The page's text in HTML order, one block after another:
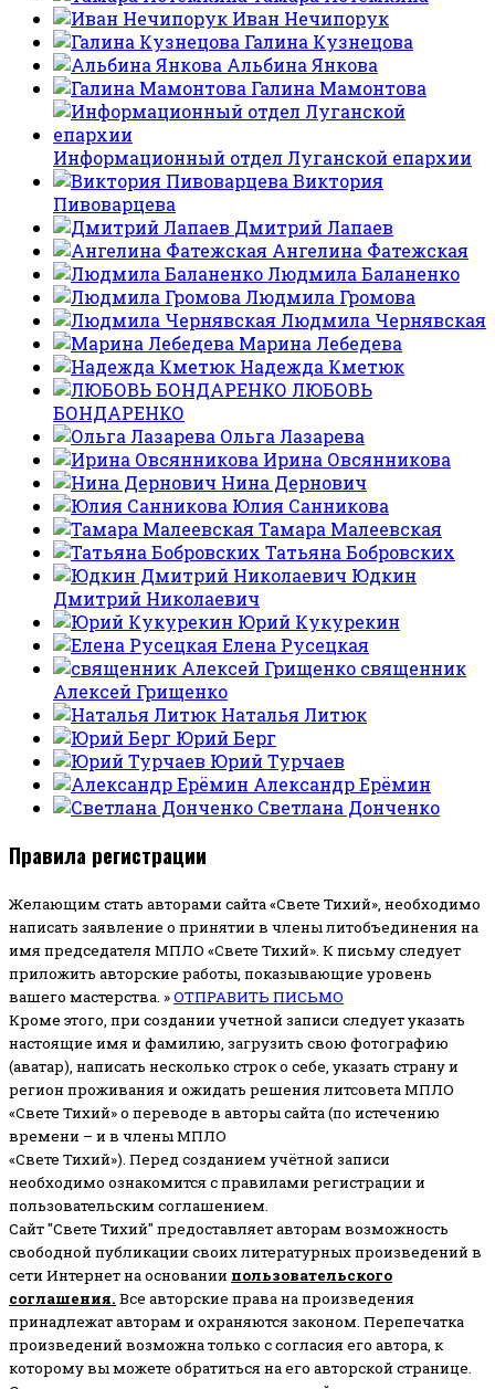
Иван Нечипорук
Галина Кузнецова
Альбина Янкова
Галина Мамонтова
Информационный отдел Луганской епархии
Виктория
Пивоварцева
Дмитрий Лапаев
Ангелина Фатежская
Людмила Баланенко
Людмила Громова
Людмила Чернявская
Марина Лебедева
Надежда Кметюк
ЛЮБОВЬ
БОНДАРЕНКО
Ольга Лазарева
Ирина Овсянникова
Нина Дернович
Юлия Санникова
Тамара Малеевская
Татьяна Бобровских
Юдкин
Дмитрий Николаевич
Юрий Кукурекин
Елена Русецкая
священник
Алексей Грищенко
Наталья Литюк
Юрий Берг
Юрий Турчаев
Александр Ерёмин
Светлана Донченко
Правила регистрации
Желающим стать авторами сайта «Свете Тихий», необходимо
написать заявление о принятии в члены литобъединения на
имя председателя МПЛО «Свете Тихий». К письму следует
приложить авторские работы, показывающие уровень
вашего мастерства. »ОТПРАВИТЬ ПИСЬМО
Кроме этого, при создании учетной записи следует указать
настоящие имя и фамилию, загрузить свою фотографию
(аватар), написать несколько строк о себе, указать страну и
регион проживания и ожидать решения литсовета МПЛО
«Свете Тихий» о переводе в авторы сайта (по истечению
времени – и в члены МПЛО
«Свете Тихий»). Перед созданием учётной записи
необходимо ознакомится с правилами регистрации и
пользовательским соглашением.
Сайт "Свете Тихий" предоставляет авторам возможность
свободной публикации своих литературных произведений в
сети Интернет на основании пользовательского
соглашения. Все авторские права на произведения
принадлежат авторам и охраняются законом. Перепечатка
произведений возможна только с согласия его автора, к
которому вы можете обратиться на его авторской странице.